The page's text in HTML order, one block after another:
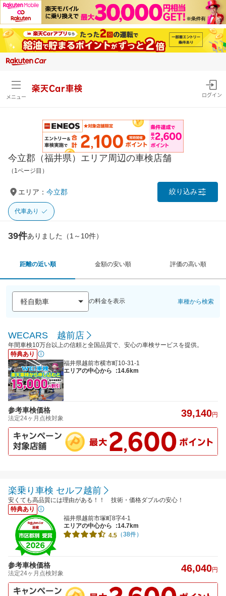
メニュー
楽天Car車検
ログイン
今立郡（福井県）エリア周辺の車検店舗
（1ページ目）
エリア： 今立郡 絞り込み
代車あり
39件ありました（1～10件）
距離の近い順 金額の安い順 評価の高い順
の料金を表示 車種から検索
WECARS 越前店
年間車検10万台以上の信頼と全国品質で、安心の車検サービスを提供。
特典あり
福井県越前市横市町10-31-1
エリアの中心から
:14.6km
参考車検価格
法定24ヶ月点検対象 39,140円
楽乗り車検 セルフ越前
安くても高品質には理由がある！！ 技術・価格ダブルの安心！
特典あり
福井県越前市塚町8字4-1
エリアの中心から
:14.7km
4.5 （38件）
参考車検価格
法定24ヶ月点検対象 46,040円